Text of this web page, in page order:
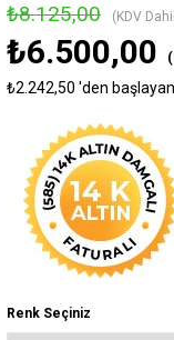
₺8.125,00 (KDV
₺6.500,00
₺2.242,50 'den
Renk Seçiniz